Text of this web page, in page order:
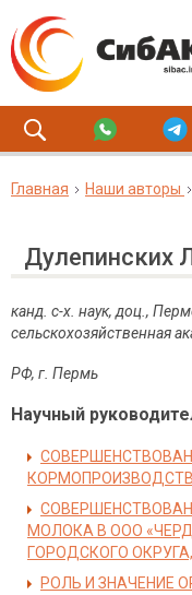
Главная Наши авторы
Дулепинских
канд. с-х. наук, доц.,
сельскохозяйственная
РФ, г. Пермь
Научный
МОЛОКА В ООО
ГОРОДСКОГО
РОЛЬ И ЗНАЧЕНИЕ